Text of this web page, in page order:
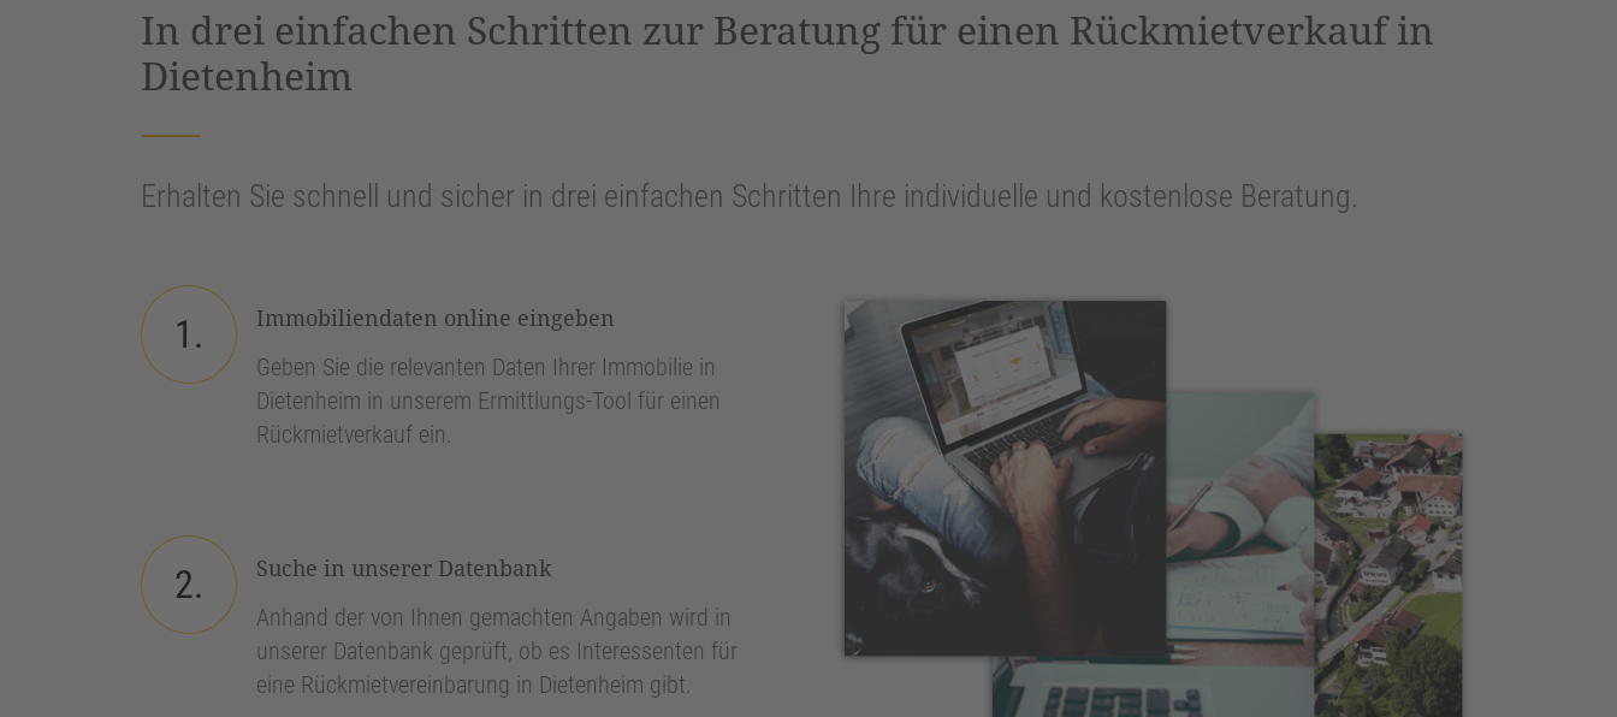
In drei einfachen Schritten zur Beratung für einen Rückmietverkauf in
Dietenheim
Erhalten Sie schnell und sicher in drei einfachen Schritten Ihre individuelle und kostenlose Beratung.
1.
Immobiliendaten online eingeben
Geben Sie die relevanten Daten Ihrer Immobilie in
Dietenheim in unserem Ermittlungs-Tool für einen
Rückmietverkauf ein.
2.
Suche in unserer Datenbank
Anhand der von Ihnen gemachten Angaben wird in
unserer Datenbank geprüft, ob es Interessenten für
eine Rückmietvereinbarung in Dietenheim gibt.